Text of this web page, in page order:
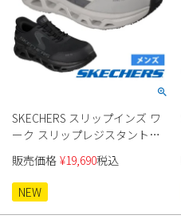
SKECHERS スリップインズ ワ
ーク スリップレジスタント
200452J メンズ ワークシューズ
販売価格 ¥19,690税込
NEW